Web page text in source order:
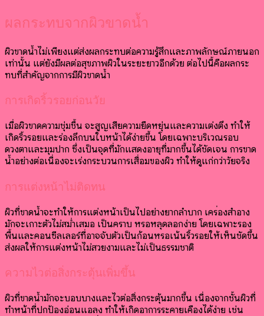
ผลกระทบจากผิวขาดน้ำ
ผิวขาดน้ำไม่เพียงแต่ส่งผลกระทบต่อความรู้สึกและภาพลักษณ์ภายนอก
เท่านั้น แต่ยังมีผลต่อสุขภาพผิวในระยะยาวอีกด้วย ต่อไปนี้คือผลกระ
ทบที่สำคัญจากการมีผิวขาดน้ำ
การเกิดริ้วรอยก่อนวัย
เมื่อผิวขาดความชุ่มชื้น จะสูญเสียความยืดหยุ่นและความเต่งตึง ทำให้
เกิดริ้วรอยและร่องลึกบนใบหน้าได้ง่ายขึ้น โดยเฉพาะบริเวณรอบ
ดวงตาและมุมปาก ซึ่งเป็นจุดที่มักแสดงอายุที่มากขึ้นได้ชัดเจน การขาด
น้ำอย่างต่อเนื่องจะเร่งกระบวนการเสื่อมของผิว ทำให้ดูแก่กว่าวัยจริง
การแต่งหน้าไม่ติดทน
ผิวที่ขาดน้ำจะทำให้การแต่งหน้าเป็นไปอย่างยากลำบาก เครื่องสำอาง
มักจะเกาะตัวไม่สม่ำเสมอ เป็นคราบ หรือหลุดลอกง่าย โดยเฉพาะรอง
พื้นและคอนซีลเลอร์ที่อาจจับตัวเป็นก้อนหรือเน้นริ้วรอยให้เห็นชัดขึ้น
ส่งผลให้การแต่งหน้าไม่สวยงามและไม่เป็นธรรมชาติ
ความไวต่อสิ่งกระตุ้นเพิ่มขึ้น
ผิวที่ขาดน้ำมักจะบอบบางและไวต่อสิ่งกระตุ้นมากขึ้น เนื่องจากชั้นผิวที่
ทำหน้าที่ปกป้องอ่อนแอลง ทำให้เกิดอาการระคายเคืองได้ง่าย เช่น